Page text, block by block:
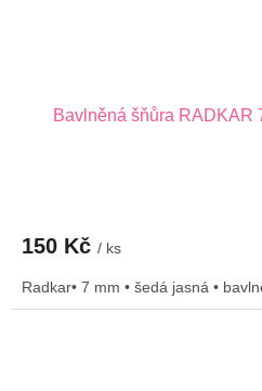
Bavlněná šňůra RADKAR
150 Kč / ks
Radkar• 7 mm • šedá jasná •